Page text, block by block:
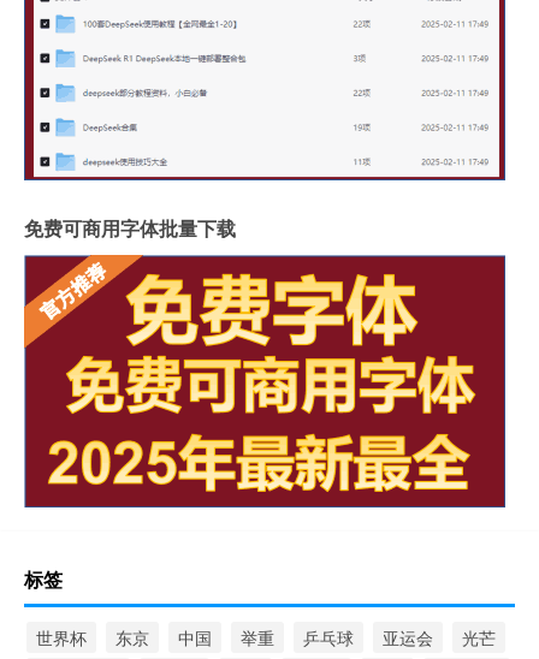
免费可商用字体批量下载
标签
世界杯 东京 中国 举重 乒乓球 亚运会
光芒